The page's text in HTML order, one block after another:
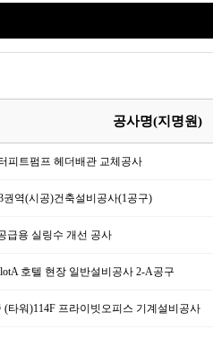
공사명(지명원)
피트펌프 헤더배관 교체공사
권역(시공)건축설비공사(1공구)
급용 실링수 개선 공사
호텔 현장 일반설비공사 2-A공구
(타워)114F 프라이빗오피스 기계설비공사